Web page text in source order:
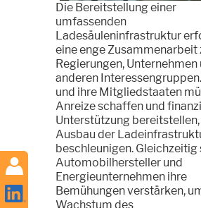
Die Bereitstellung einer
umfassenden
Ladesäuleninfrastruktur
eine enge Zusammenarbeit
Regierungen, Unternehmen
anderen
und ihre Mitgliedstaaten
Anreize schaffen und
Unterstützung
Ausbau der
beschleunigen. Gleichzeitig
Automobilhersteller und
Energieunternehmen ihre
Bemühungen verstärken,
Wachstum des